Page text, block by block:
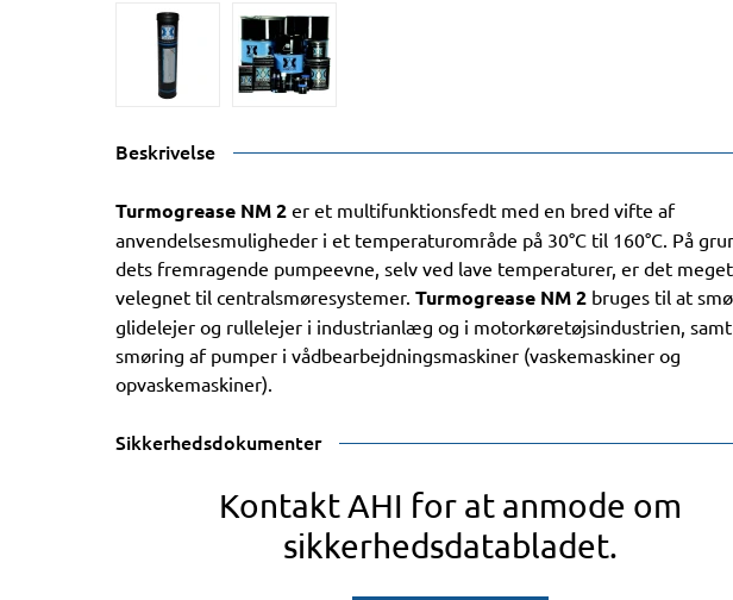
Beskrivelse
Turmogrease NM 2 er et multifunktionsfedt med en bred vifte af
anvendelsesmuligheder i et temperaturområde på 30°C til 160°C. På
dets fremragende pumpeevne, selv ved lave temperaturer, er det meget
velegnet til centralsmøresystemer. Turmogrease NM 2 bruges til at
glidelejer og rullelejer i industrianlæg og i motorkøretøjsindustrien,
smøring af pumper i vådbearbejdningsmaskiner (vaskemaskiner og
opvaskemaskiner).
Sikkerhedsdokumenter
Kontakt AHI for at anmode om
sikkerhedsdatabladet.